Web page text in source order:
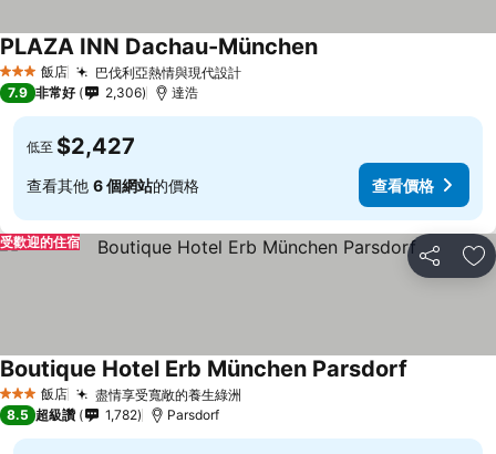
3 星級 飯店 巴伐利亞熱情與現代設計
PLAZA INN Dachau-München
7.9 非常好 2,306 達浩
低至 $2,427
查看其他 6 個網站的價格 查看價格
分享 加
受歡迎的住宿
3 星級 飯店 盡情享受寬敞的養生綠洲
Boutique Hotel Erb München Parsdorf
8.5 超級讚 1,782 Parsdorf